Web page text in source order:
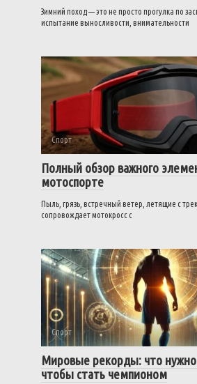
Зимний поход — это не просто прогулка по
испытание выносливости, внимательности
Спорт
Полный обзор важного
мотоспорте
Пыль, грязь, встречный ветер, летящие с
сопровождает мотокросс с
Спорт
Мировые рекорды: что нужно
чтобы стать чемпионом